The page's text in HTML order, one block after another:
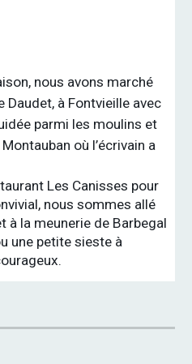
nous avons marché
Daudet, à Fontvieille avec
parmi les moulins et
où l’écrivain a
Les Canisses pour
nous sommes allé
à la meunerie de Barbegal
une petite sieste à